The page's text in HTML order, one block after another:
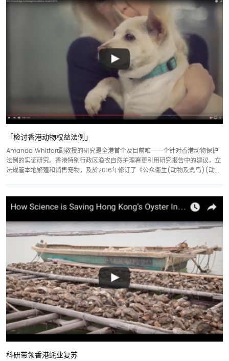
「检讨香港动物权益法例」
Amanda Whitfort副教授的研究是全港首个及目前唯一一个针对香港动物保护
法例的实证研究。香港特别行政区渔农自然护理署更引用研究报告中的建议，立
法规管本地繁殖和销售宠物，及於2016年修订了《公众衞生(动物及禽鸟)(动...
科研带领香港蚝业复苏